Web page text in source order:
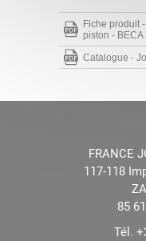
Fiche produit
piston - BECA
Catalogue -
FRANCE
117-118
85
Tél.